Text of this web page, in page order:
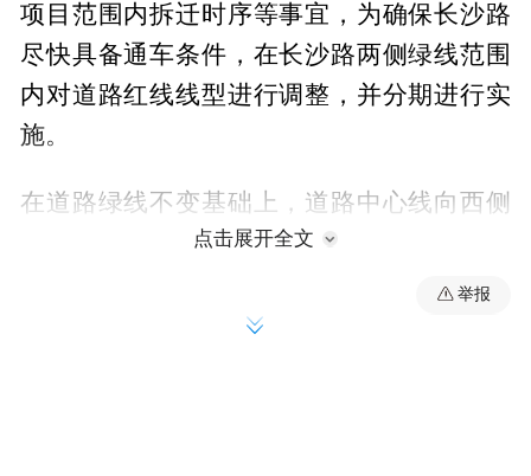
项目范围内拆迁时序等事宜，为确保长沙路
尽快具备通车条件，在长沙路两侧绿线范围
内对道路红线线型进行调整，并分期进行实
施。
在道路绿线不变基础上，道路中心线向西侧
整体平移5.9-7.6米，调整后西侧绿化带0-10
点击展开全文
举报